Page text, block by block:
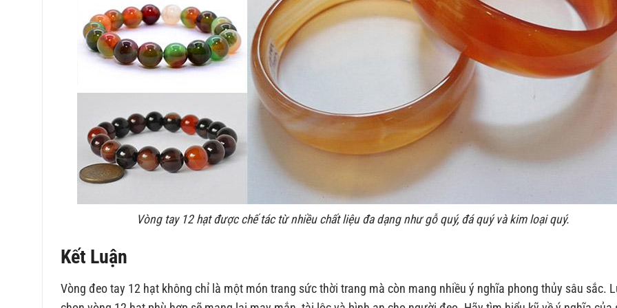
Vòng tay 12 hạt được chế tác từ nhiều chất liệu đa dạng như gỗ quý, đá quý và kim loại quý.
Kết Luận
Vòng đeo tay 12 hạt không chỉ là một món trang sức thời trang mà còn mang nhiều ý nghĩa phong thủy sâu sắc.